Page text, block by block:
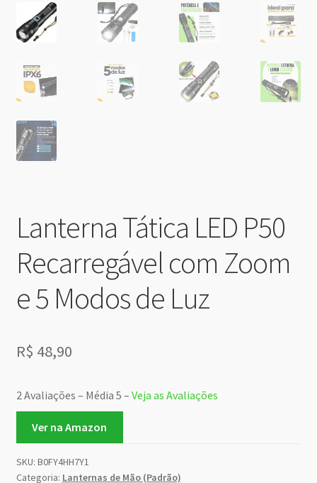
Lanterna Tática LED P50
Recarregável com Zoom
e 5 Modos de Luz
R$ 48,90
2 Avaliações – Média 5 – Veja as Avaliações
Ver na Amazon
SKU: B0FY4HH7Y1
Categoria: Lanternas de Mão (Padrão)